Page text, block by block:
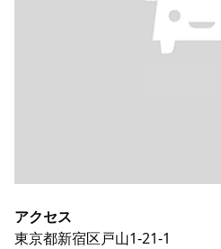
アクセス
東京都新宿区戸山1-21-1